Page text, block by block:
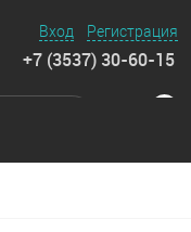
Вход Регистрация
+7 (3537) 30-60-15